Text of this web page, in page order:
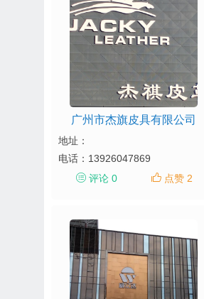
广州市杰旗皮具有限公司
地址：
电话： 13926047869
评论 0
点赞 2